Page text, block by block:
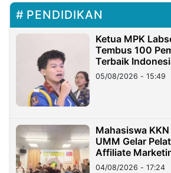
PENDIDIKAN
Ketua MPK
Tembus 100
Terbaik
05/08/2026 - 15:49
Mahasiswa
UMM Gelar
Affiliate
Migran
04/08/2026 - 17:24